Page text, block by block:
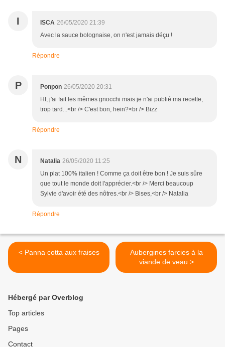
I ISCA 26/05/2020 21:39
Avec la sauce bolognaise, on n'est jamais déçu !
Répondre
P Ponpon 26/05/2020 20:31
HI, j'ai fait les mêmes gnocchi mais je n'ai publié ma recette,
trop tard...<br /> C'est bon, hein?<br /> Bizz
Répondre
N Natalia 26/05/2020 11:25
Un plat 100% italien ! Comme ça doit être bon ! Je suis sûre
que tout le monde doit l'apprécier.<br /> Merci beaucoup
Sylvie d'avoir été des nôtres.<br /> Bises,<br /> Natalia
Répondre
< Panna cotta aux fraises
Aubergines farcies à la
viande de veau >
Hébergé par Overblog
Top articles
Pages
Contact